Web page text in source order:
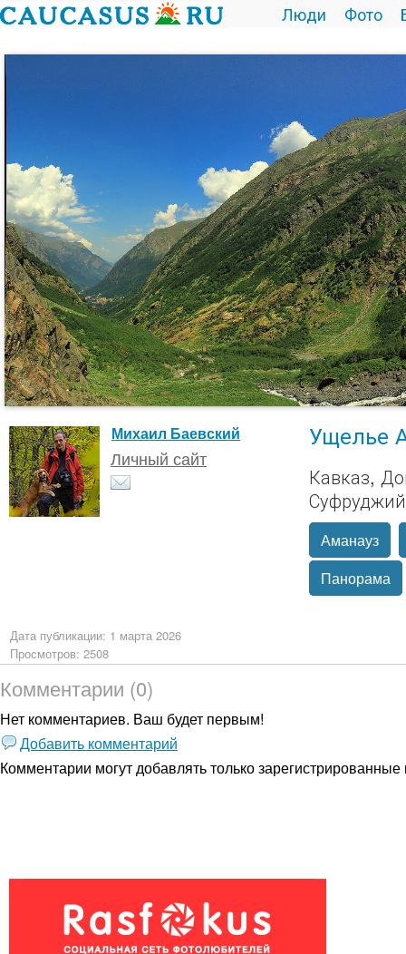
Люди Фото
Михаил Баевский
Личный сайт
Ущелье
Кавказ,
Аманауз
Панорама
Дата публикации: 1 марта 2026
Просмотров: 2508
Комментарии (0)
Нет комментариев. Ваш будет первым!
Добавить комментарий
Комментарии могут добавлять толькозарегистрированные